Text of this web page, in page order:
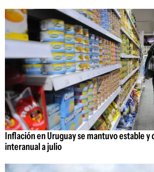
Inflación en Uruguay se mantuvo estable y
interanual a julio